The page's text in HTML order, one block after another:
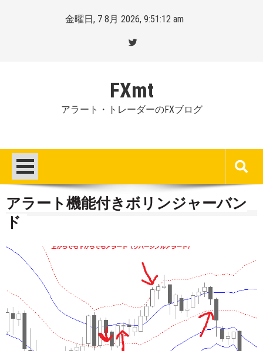
金曜日, 7 8月 2026, 9:51:13 am
FXmt
アラート・トレーダーのFXブログ
アラート機能付きボリンジャーバン
ド
Posted
2014-
12-
27
By